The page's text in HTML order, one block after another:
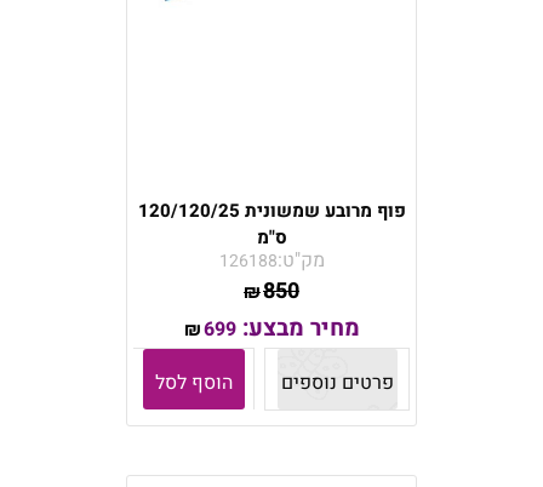
פוף מרובע שמשונית 120/120/25
ס"מ
מק"ט:126188
₪850
מחיר מבצע: ₪699
פרטים נוספים
הוסף לסל